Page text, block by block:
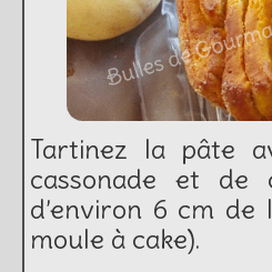
Tartinez la pâte
cassonade et de
d’environ 6 cm
moule à cake).